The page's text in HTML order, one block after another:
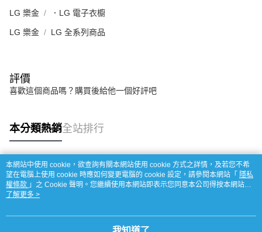
LG 樂金 ．LG 電子衣櫥
LG 樂金 LG 全系列商品
評價
喜歡這個商品嗎？購買後給他一個好評吧
本分類熱銷全站排行
熱門標籤
本網站中使用 cookie，欲查詢有關本網站使用 cookie 方式之詳情，及若您不希
望在電腦上使用 cookie 時應如何變更電腦的 cookie 設定，請參閱本網站「 隱私
權條款 」之 Cookie 聲明。您繼續使用本網站即表示您同意本公司得按本網站使
用條款之 Cookie 聲明使用 cookie。
了解更多 >